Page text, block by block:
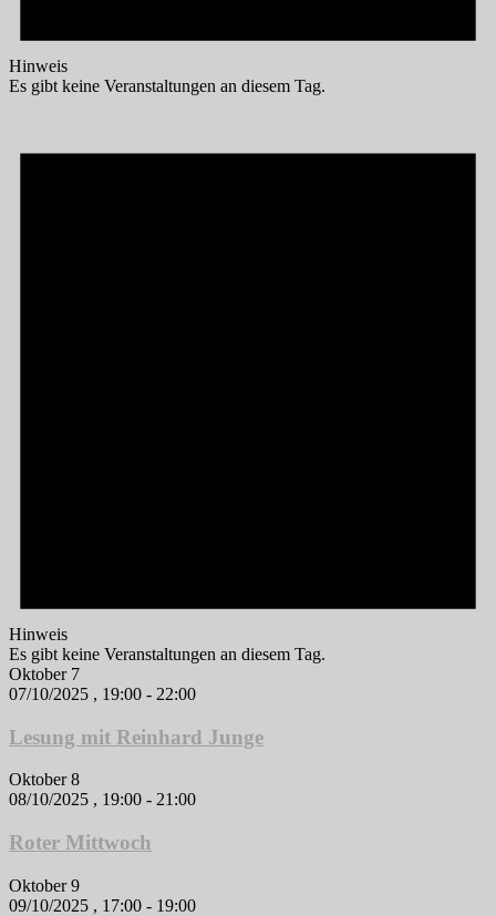
Hinweis
Es gibt keine Veranstaltungen an diesem Tag.
Hinweis
Es gibt keine Veranstaltungen an diesem Tag.
Oktober 7
07/10/2025 , 19:00 - 22:00
Lesung mit Reinhard Junge
Oktober 8
08/10/2025 , 19:00 - 21:00
Roter Mittwoch
Oktober 9
09/10/2025 , 17:00 - 19:00